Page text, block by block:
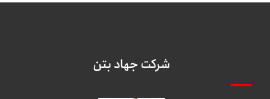
شرکت جهاد بتن